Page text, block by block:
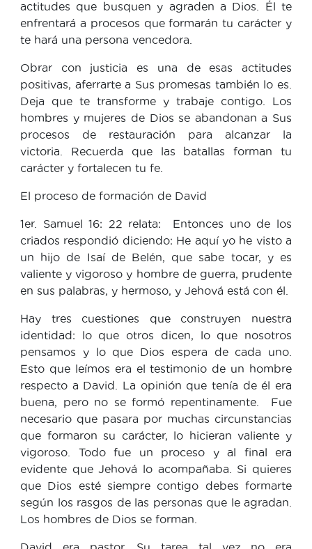
actitudes que busquen y agraden a Dios. Él te
enfrentará a procesos que formarán tu carácter y
te hará una persona vencedora.
Obrar con justicia es una de esas actitudes
positivas, aferrarte a Sus promesas también lo es.
Deja que te transforme y trabaje contigo. Los
hombres y mujeres de Dios se abandonan a Sus
procesos de restauración para alcanzar la
victoria. Recuerda que las batallas forman tu
carácter y fortalecen tu fe.
El proceso de formación de David
1er. Samuel 16: 22 relata: Entonces uno de los
criados respondió diciendo: He aquí yo he visto a
un hijo de Isaí de Belén, que sabe tocar, y es
valiente y vigoroso y hombre de guerra, prudente
en sus palabras, y hermoso, y Jehová está con él.
Hay tres cuestiones que construyen nuestra
identidad: lo que otros dicen, lo que nosotros
pensamos y lo que Dios espera de cada uno.
Esto que leímos era el testimonio de un hombre
respecto a David. La opinión que tenía de él era
buena, pero no se formó repentinamente. Fue
necesario que pasara por muchas circunstancias
que formaron su carácter, lo hicieran valiente y
vigoroso. Todo fue un proceso y al final era
evidente que Jehová lo acompañaba. Si quieres
que Dios esté siempre contigo debes formarte
según los rasgos de las personas que le agradan.
Los hombres de Dios se forman.